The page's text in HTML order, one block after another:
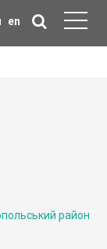
en
район